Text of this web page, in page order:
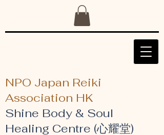
NPO Japan Reiki
Association HK
Shine Body & Soul
Healing Centre (心耀堂)